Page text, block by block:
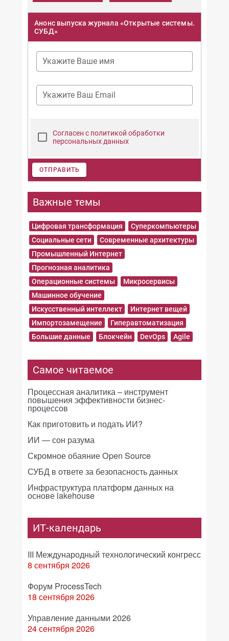
Анонс выпуска журнала «Открытые системы.
СУБД»
Укажите Ваше имя
Укажите Ваш Email
Согласен с политикой обработки
персональных данных
ОТПРАВИТЬ
Важные темы
Цифровая трансформация
Суперкомпьютеры
Социальные сети
Современные архитектуры
Промышленный Интернет
Прогнозная аналитика
Операционные системы
Микросервисы
Машинное обучение
Искусственный интеллект
Интернет вещей
Импортозамещение
Гиперавтоматизация
Большие данные
Блокчейн DevOps Agile
Самое читаемое
Процессная аналитика – инструмент
повышения эффективности бизнес-
процессов
Как приготовить и подать ИИ?
ИИ — сон разума
Скромное обаяние Open Source
СУБД в ответе за безопасность данных
Инфраструктура платформ данных на
основе lakehouse
ИТ-календарь
III Международный технологический конгресс
8 сентября 2026
Форум ProcessTech
18 сентября 2026
Управление данными 2026
24 сентября 2026